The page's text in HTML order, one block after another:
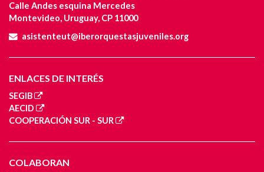
Calle Andes esquina Mercedes
Montevideo, Uruguay, CP 11000
asistenteut@iberorquestasjuveniles.org
ENLACES DE INTERÉS
SEGIB
AECID
COOPERACIÓN SUR - SUR
COLABORAN